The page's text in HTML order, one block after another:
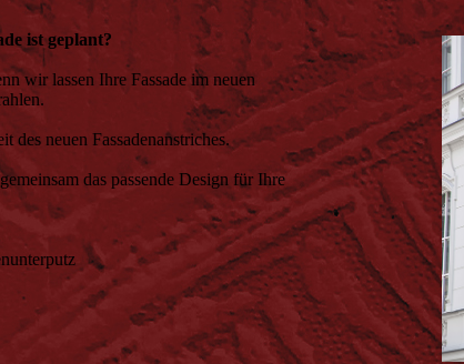
ist geplant?
wir lassen Ihre Fassade im neuen
des neuen Fassadenanstriches.
das passende Design für Ihre